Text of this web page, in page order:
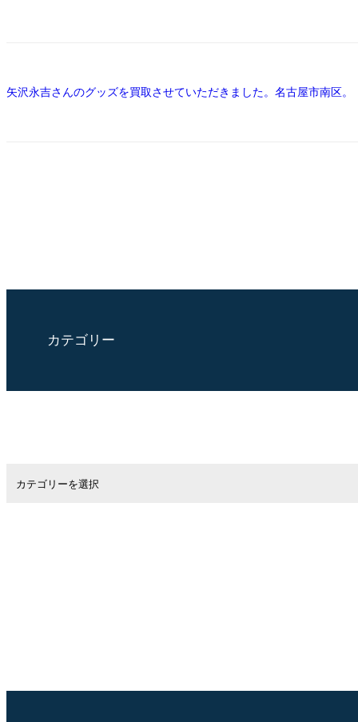
矢沢永吉さんのグッズを買取させていただきました。名古屋市南区。
カテゴリー